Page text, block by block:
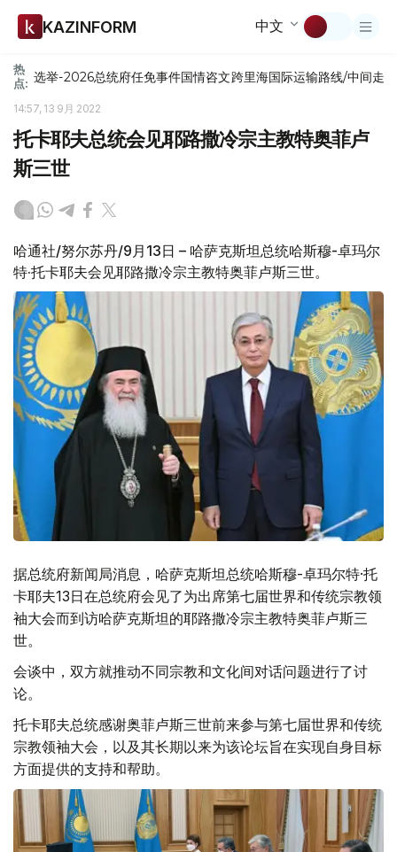
KAZINFORM 中文
热
点: 选举-2026总统府任免事件国情咨文跨里海国际运输路线/中间走廊
14:57, 13 9月 2022
托卡耶夫总统会见耶路撒冷宗主教特奥菲卢
斯三世
哈通社/努尔苏丹/9月13日 – 哈萨克斯坦总统哈斯穆-卓玛尔
特·托卡耶夫会见耶路撒冷宗主教特奥菲卢斯三世。
据总统府新闻局消息，哈萨克斯坦总统哈斯穆-卓玛尔特·托
卡耶夫13日在总统府会见了为出席第七届世界和传统宗教领
袖大会而到访哈萨克斯坦的耶路撒冷宗主教特奥菲卢斯三
世。
会谈中，双方就推动不同宗教和文化间对话问题进行了讨
论。
托卡耶夫总统感谢奥菲卢斯三世前来参与第七届世界和传统
宗教领袖大会，以及其长期以来为该论坛旨在实现自身目标
方面提供的支持和帮助。